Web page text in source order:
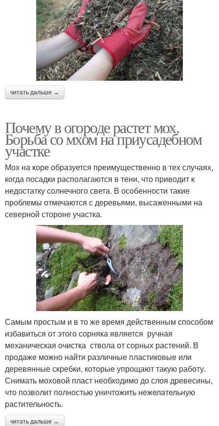
читать дальше →
Почему в огороде растет мох.
Борьба со мхом на приусадебном
участке
Мох на коре образуется преимущественно в тех случаях,
когда посадки располагаются в тени, что приводит к
недостатку солнечного света. В особенности такие
проблемы отмечаются с деревьями, высаженными на
северной стороне участка.
Самым простым и в то же время действенным способом
избавиться от этого сорняка является ручная
механическая очистка ствола от сорных растений. В
продаже можно найти различные пластиковые или
деревянные скребки, которые упрощают такую работу.
Снимать моховой пласт необходимо до слоя древесины,
что позволит полностью уничтожить нежелательную
растительность.
читать дальше →